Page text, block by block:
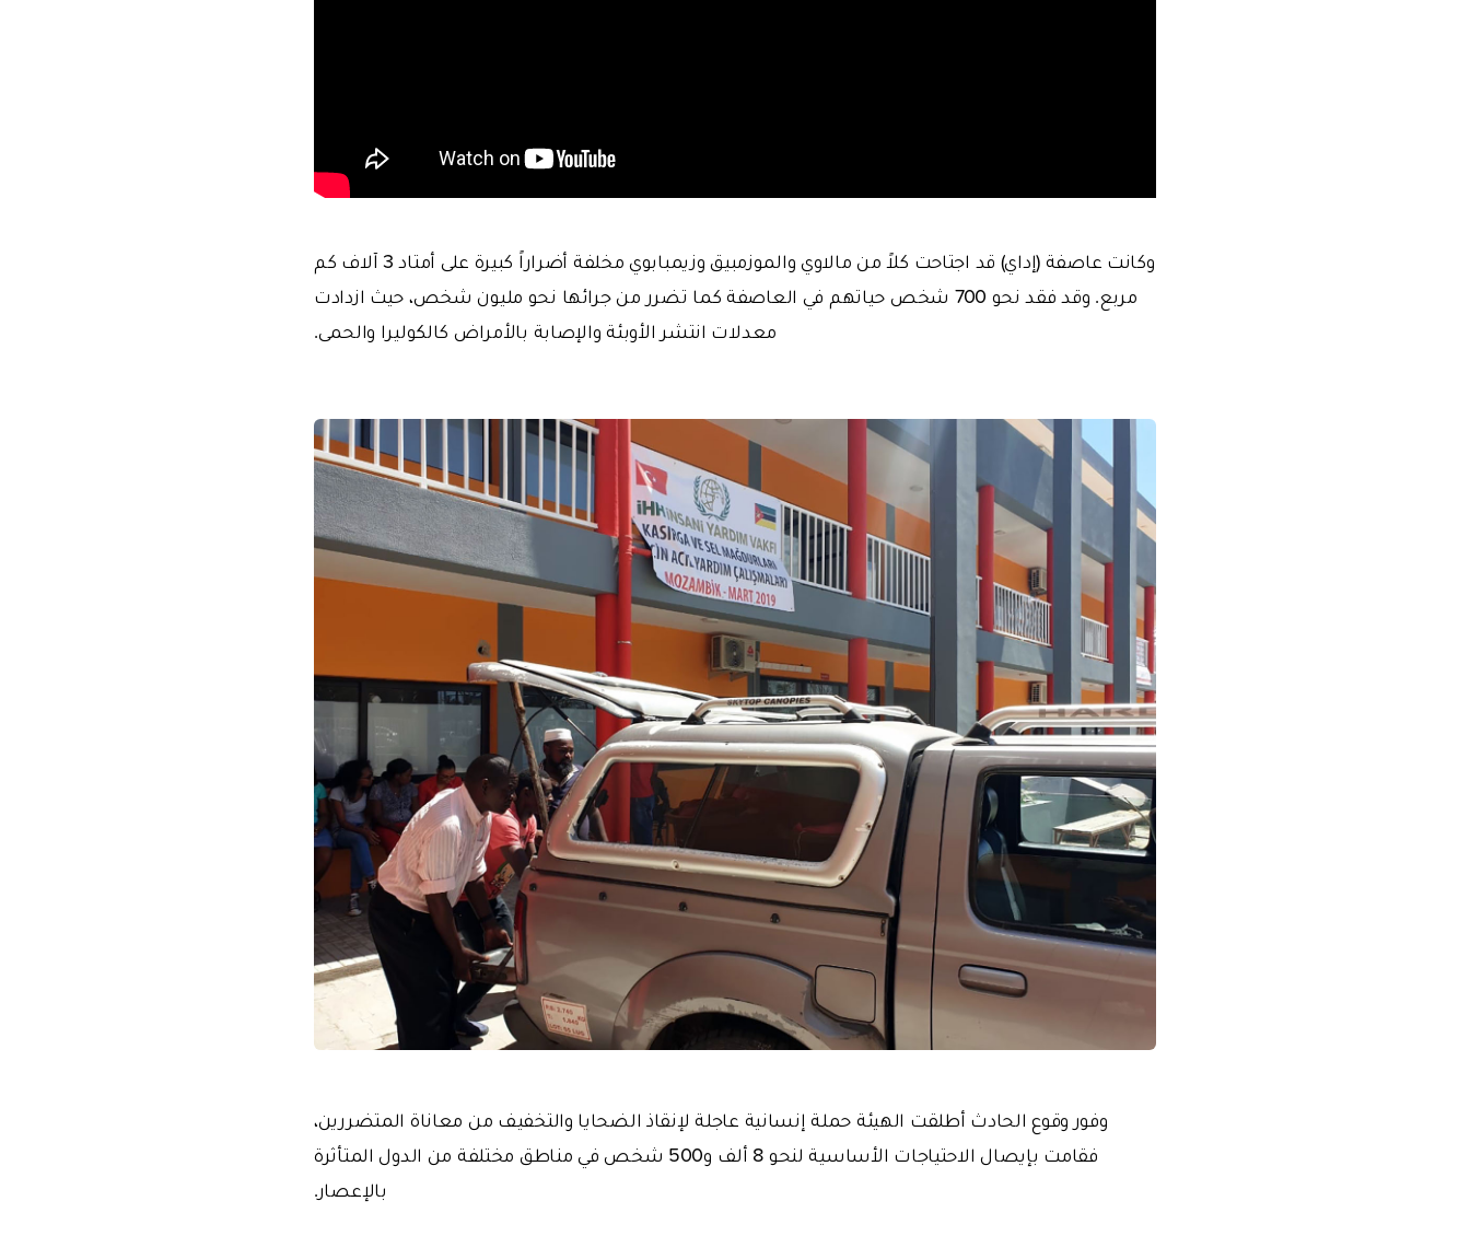
وكانت عاصفة (إداي) قد اجتاحت كلاً من مالاوي والموزمبيق وزيمبابوي مخلفة أضراراً كبيرة على أمتاد 3 آلاف كم
مربع. وقد فقد نحو 700 شخص حياتهم في العاصفة كما تضرر من جرائها نحو مليون شخص، حيث ازدادت
معدلات انتشر الأوبئة والإصابة بالأمراض كالكوليرا والحمى.
وفور وقوع الحادث أطلقت الهيئة حملة إنسانية عاجلة لإنقاذ الضحايا والتخفيف من معاناة المتضررين،
فقامت بإيصال الاحتياجات الأساسية لنحو 8 ألف و500 شخص في مناطق مختلفة من الدول المتأثرة
بالإعصار.